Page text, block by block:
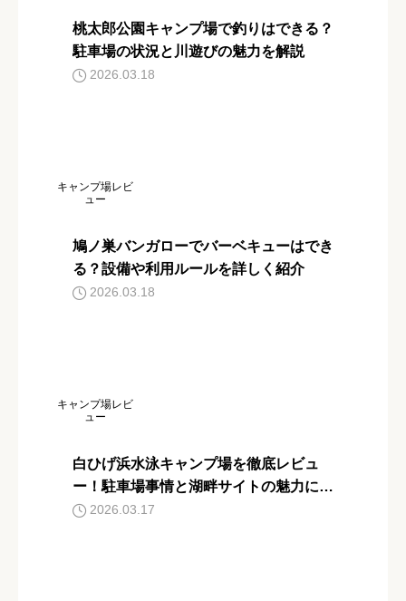
桃太郎公園キャンプ場で釣りはできる？
駐車場の状況と川遊びの魅力を解説
2026.03.18
キャンプ場レビ
ュー
鳩ノ巣バンガローでバーベキューはでき
る？設備や利用ルールを詳しく紹介
2026.03.18
キャンプ場レビ
ュー
白ひげ浜水泳キャンプ場を徹底レビュ
ー！駐車場事情と湖畔サイトの魅力に迫
る 2026.03.17